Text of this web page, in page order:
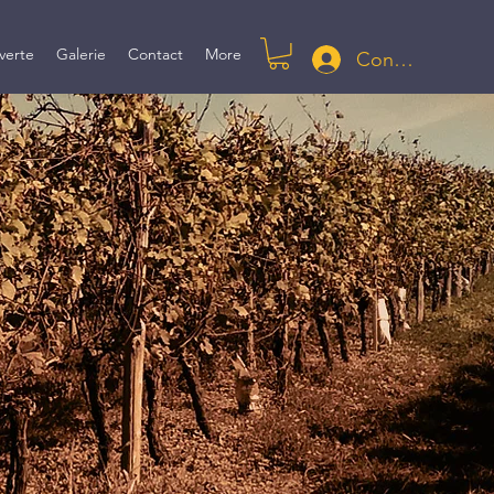
Galerie Contact More Connexion